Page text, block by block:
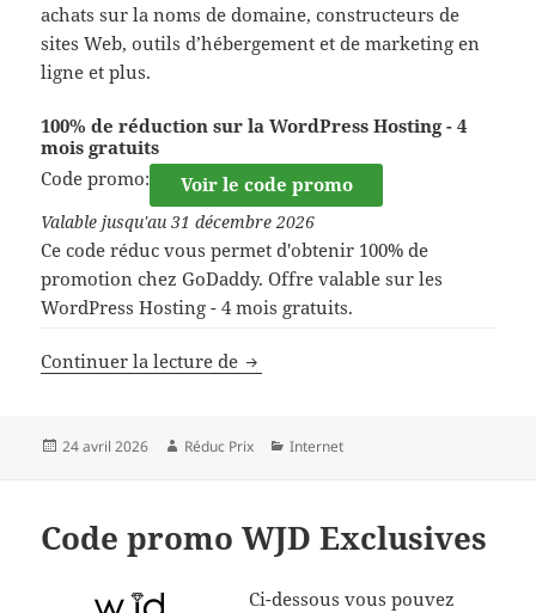
achats sur la noms de domaine, constructeurs de
sites Web, outils d’hébergement et de marketing en
ligne et plus.
100% de réduction sur la WordPress Hosting - 4
mois gratuits
Code promo:
Voir le code promo
Valable jusqu'au 31 décembre 2026
Ce code réduc vous permet d'obtenir 100% de
promotion chez GoDaddy. Offre valable sur les
WordPress Hosting - 4 mois gratuits.
Continuer la lecture de Code promo GoDaddy
Publié
24 avril 2026 Auteur
Réduc Prix Catégories
Internet
Code promo WJD Exclusives
Ci-dessous vous pouvez